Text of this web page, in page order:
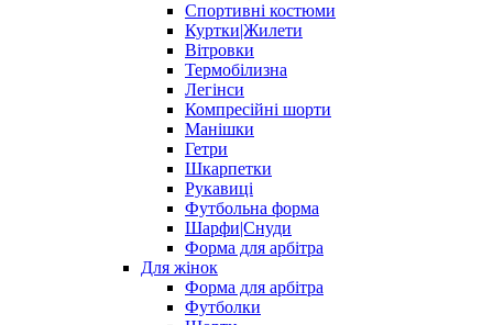
Спортивні костюми
Куртки|Жилети
Вітровки
Термобілизна
Легінси
Компресійні шорти
Манішки
Гетри
Шкарпетки
Рукавиці
Футбольна форма
Шарфи|Снуди
Форма для арбітра
Для жінок
Форма для арбітра
Футболки